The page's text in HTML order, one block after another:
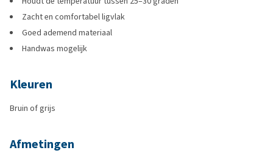
Zacht en comfortabel ligvlak
Goed ademend materiaal
Handwas mogelijk
Kleuren
Bruin of grijs
Afmetingen